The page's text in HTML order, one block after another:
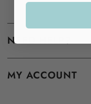
NEED HELP?
MY ACCOUNT